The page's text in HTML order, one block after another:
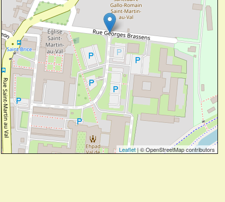
Leaflet| © OpenStreetMap contributors